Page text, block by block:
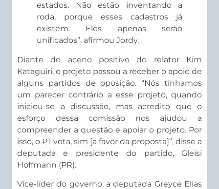
estados. Não estão inventando a
roda, porque esses cadastros já
existem. Eles apenas serão
unificados”, afirmou Jordy.
Diante do aceno positivo do relator Kim
Kataguiri, o projeto passou a receber o apoio de
alguns partidos de oposição. “Nós tínhamos
um parecer contrário a esse projeto, quando
iniciou-se a discussão, mas acredito que o
esforço dessa comissão nos ajudou a
compreender a questão e apoiar o projeto. Por
isso, o PT vota, sim [a favor da proposta]”, disse a
deputada e presidente do partido, Gleisi
Hoffmann (PR).
Vice-líder do governo, a deputada Greyce Elias